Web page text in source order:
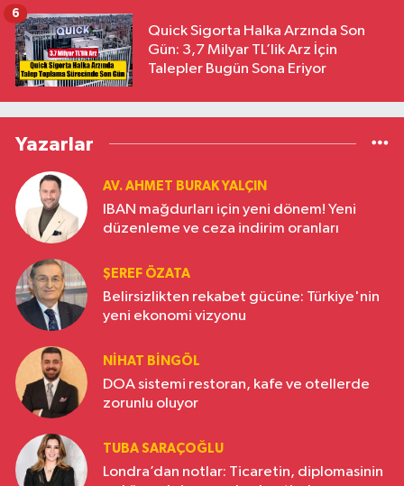
Quick Sigorta Halka Arzında Son
Gün: 3,7 Milyar TL’lik Arz İçin
Talepler Bugün Sona Eriyor
6
Yazarlar
AV. AHMET BURAK YALÇIN
IBAN mağdurları için yeni dönem! Yeni
düzenleme ve ceza indirim oranları
ŞEREF ÖZATA
Belirsizlikten rekabet gücüne: Türkiye'nin
yeni ekonomi vizyonu
NIHAT BINGÖL
DOA sistemi restoran, kafe ve otellerde
zorunlu oluyor
TUBA SARAÇOĞLU
Londra’dan notlar: Ticaretin, diplomasinin